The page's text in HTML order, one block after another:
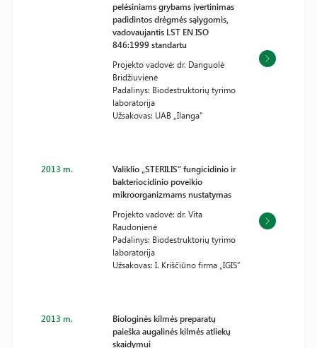
pelėsiniams grybams įvertinimas
padidintos drėgmės sąlygomis,
vadovaujantis LST EN ISO
846:1999 standartu
Projekto vadovė: dr. Danguolė
Bridžiuvienė
Padalinys: Biodestruktorių tyrimo
laboratorija
Užsakovas: UAB „Ilanga“
2013 m.
Valiklio „STERILIS“ fungicidinio ir
bakteriocidinio poveikio
mikroorganizmams nustatymas
Projekto vadovė: dr. Vita
Raudonienė
Padalinys: Biodestruktorių tyrimo
laboratorija
Užsakovas: I. Kriščiūno firma „IGIS“
2013 m.
Biologinės kilmės preparatų
paieška augalinės kilmės atliekų
skaidymui